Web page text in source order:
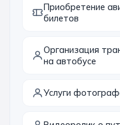
Приобретение
билетов
Организация
на автобусе
Услуги